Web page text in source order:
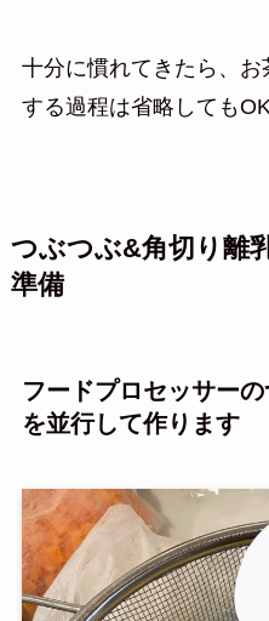
十分に慣れてきたら、
する過程は省略してもOK
つぶつぶ&角切り離
準備
フードプロセッサー
を並行して作ります